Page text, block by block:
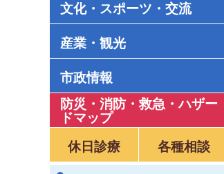
文化・スポーツ・交流
産業・観光
市政情報
防災・消防・救急 ・ハザー
ドマップ
休日診療
各種相談